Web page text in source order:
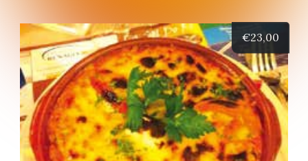
€23,00